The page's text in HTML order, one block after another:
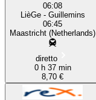
06:08
LièGe - Guillemins
06:45
Maastricht (Netherlands)
diretto
0 h 37 min
8,70 €